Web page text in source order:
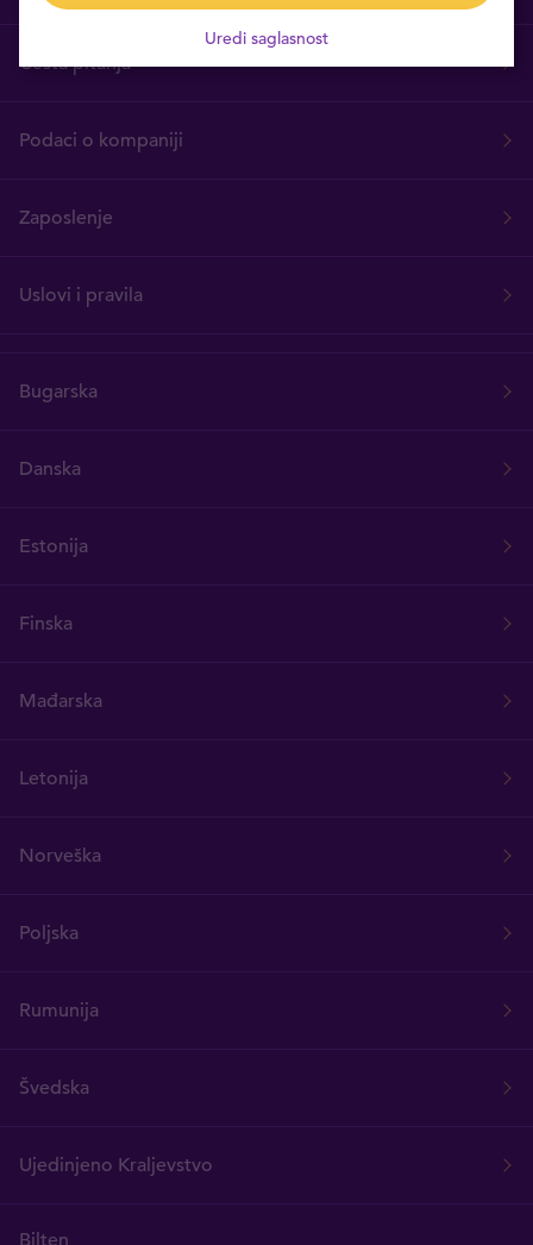
Česta pitanja
Podaci o kompaniji
Zaposlenje
Uslovi i pravila
Bugarska
Danska
Estonija
Finska
Mađarska
Letonija
Norveška
Poljska
Rumunija
Švedska
Ujedinjeno Kraljevstvo
Uredi saglasnost